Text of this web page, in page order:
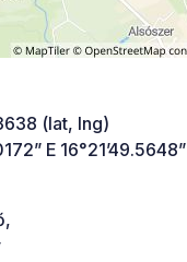
(lat, lng)
E 16°21’49.5648”